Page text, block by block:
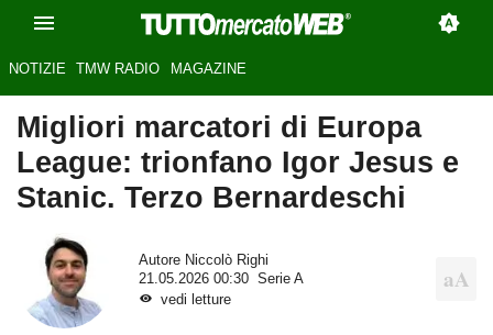
NOTIZIE TMW RADIO MAGAZINE
Migliori marcatori di Europa
League: trionfano Igor Jesus e
Stanic. Terzo Bernardeschi
Autore Niccolò Righi
21.05.2026 00:30
Serie A
vedi letture